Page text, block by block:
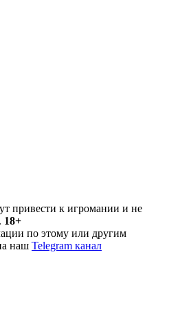
привести к игромании и не
18+
по этому или другим
наш Telegram канал